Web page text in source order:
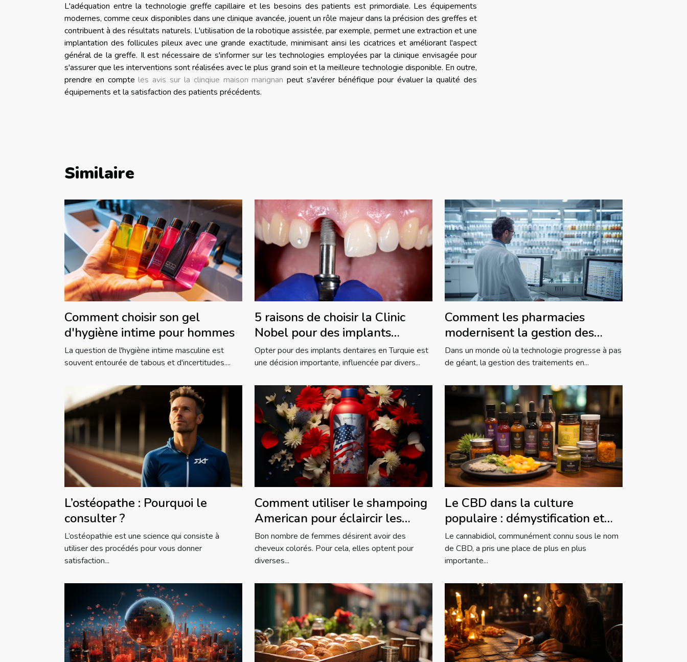
L'adéquation entre la technologie greffe capillaire et les besoins des patients est primordiale. Les équipements
modernes, comme ceux disponibles dans une clinique avancée, jouent un rôle majeur dans la précision des greffes et
contribuent à des résultats naturels. L'utilisation de la robotique assistée, par exemple, permet une extraction et une
implantation des follicules pileux avec une grande exactitude, minimisant ainsi les cicatrices et améliorant l'aspect
général de la greffe. Il est nécessaire de s'informer sur les technologies employées par la clinique envisagée pour
s'assurer que les interventions sont réalisées avec le plus grand soin et la meilleure technologie disponible. En outre,
prendre en compteles avis sur la clinqiue maison marignan peut s'avérer bénéfique pour évaluer la qualité des
équipements et la satisfaction des patients précédents.
Similaire
Comment choisir son gel
d'hygiène intime pour hommes
La question de l'hygiène intime masculine est
souvent entourée de tabous et d'incertitudes....
5 raisons de choisir la Clinic
Nobel pour des implants
dentaires en Turquie
Opter pour des implants dentaires en Turquie est
une décision importante, influencée par divers...
Comment les pharmacies
modernisent la gestion des
traitements en établissements
de soins
Dans un monde où la technologie progresse à pas
de géant, la gestion des traitements en...
L’ostéopathe : Pourquoi le
consulter ?
L’ostéopathie est une science qui consiste à
utiliser des procédés pour vous donner
satisfaction...
Comment utiliser le shampoing
American pour éclaircir les
cheveux ?
Bon nombre de femmes désirent avoir des
cheveux colorés. Pour cela, elles optent pour
diverses...
Le CBD dans la culture
populaire : démystification et
réalités
Le cannabidiol, communément connu sous le nom
de CBD, a pris une place de plus en plus
importante...